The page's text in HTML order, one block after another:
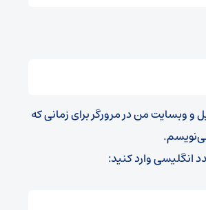
و وبسایت من در مرورگر برای زمانی که
انگلیسی وارد کنید: